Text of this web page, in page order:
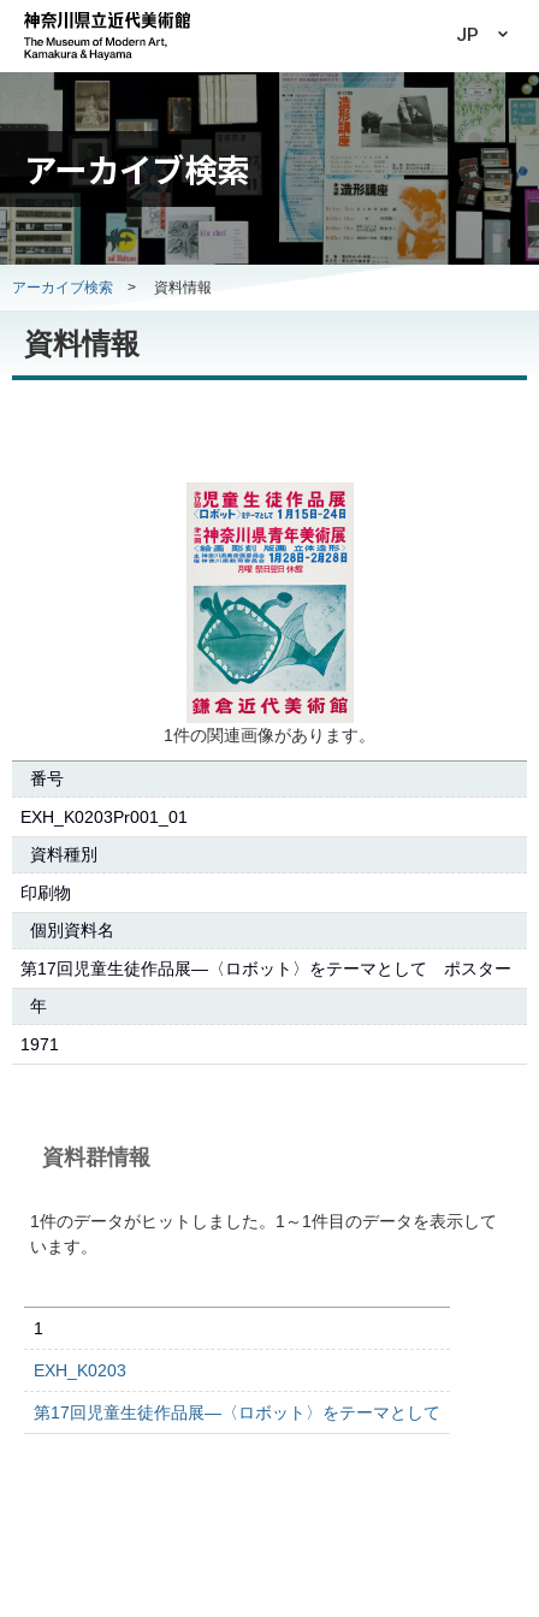
JP
アーカイブ検索
アーカイブ検索 > 資料情報
資料情報
1件の関連画像があります。
番号
EXH_K0203Pr001_01
資料種別
印刷物
個別資料名
第17回児童生徒作品展―〈ロボット〉をテーマとして ポスター
年
1971
資料群情報
1件のデータがヒットしました。1～1件目のデータを表示して
います。
1
EXH_K0203
第17回児童生徒作品展―〈ロボット〉をテーマとして